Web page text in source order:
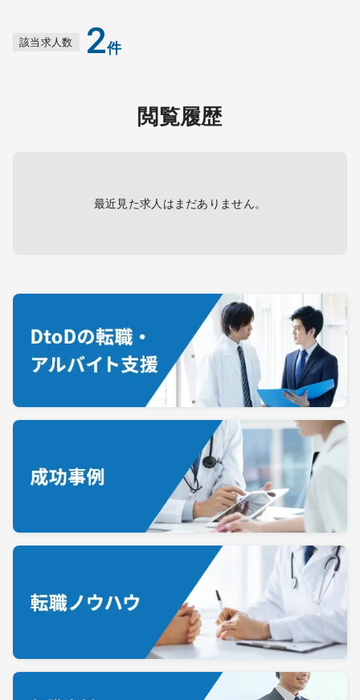
該当求人数 2件
閲覧履歴
最近見た求人はまだありません。